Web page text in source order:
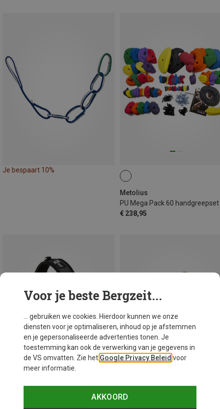
Je bespaart 10%
Metolius
PU Mega Pack 60 handgreepset
€ 238,95
Voor je beste Bergzeit...
... gebruiken we cookies. Hierdoor kunnen we onze
diensten voor je optimaliseren, inhoud op je afstemmen
en je gepersonaliseerde advertenties tonen. Je
toestemming kan ook de verwerking van je gegevens in
de VS omvatten. Zie het Google Privacy Beleid voor
meer informatie.
AKKOORD